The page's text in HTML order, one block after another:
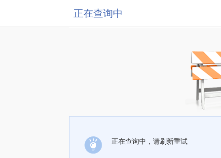
正在查询中
正在查询中，请刷新重试